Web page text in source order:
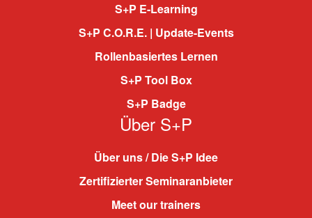
S+P E-Learning
S+P C.O.R.E. | Update-Events
Rollenbasiertes Lernen
S+P Tool Box
S+P Badge
Über S+P
Über uns / Die S+P Idee
Zertifizierter Seminaranbieter
Meet our trainers